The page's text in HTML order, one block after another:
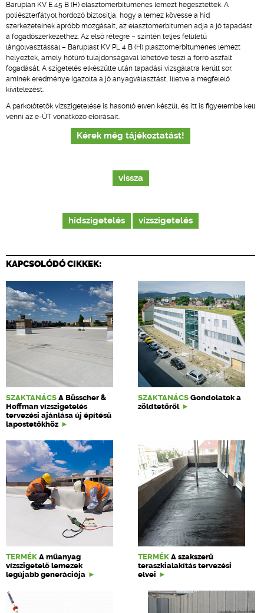
Baruplan KV E 45 B (H) elasztomerbitumenes lemezt hegesztettek. A
poliészterfátyol hordozó biztosítja, hogy a lemez kövesse a híd
szerkezeteinek apróbb mozgásait, az elasztomerbitumen adja a jó tapadást
a fogadószerkezethez. Az első rétegre – szintén teljes felületű
lángolvasztással – Baruplast KV PL 4 B (H) plasztomerbitumenes lemezt
helyeztek, amely hőtűrő tulajdonságával lehetővé teszi a forró aszfalt
fogadását. A szigetelés elkészülte után tapadási vizsgálatra került sor,
aminek eredménye igazolta a jó anyagválasztást, illetve a megfelelő
kivitelezést.
A parkolótetők vízszigetelése is hasonló elven készül, és itt is figyelembe kell
venni az e-ÚT vonatkozó előírásait.
Kérek még tájékoztatást!
vissza
hídszigetelés vízszigetelés
KAPCSOLÓDÓ CIKKEK:
SZAKTANÁCS A Büsscher &
Hoffman vízszigetelés
tervezési ajánlása új építésű
lapostetőkhöz
SZAKTANÁCS Gondolatok a
zöldtetőről
TERMÉK A műanyag
vízszigetelő lemezek
legújabb generációja
TERMÉK A szakszerű
teraszkialakítás tervezési
elvei